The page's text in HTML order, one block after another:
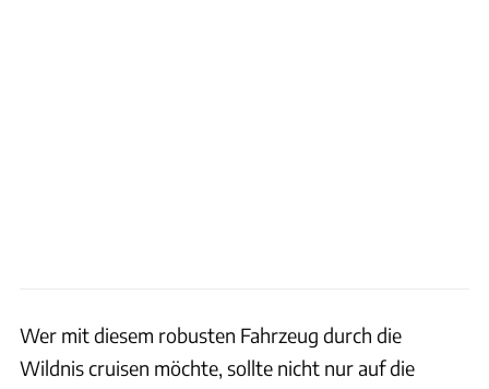
Wer mit diesem robusten Fahrzeug durch die
Wildnis cruisen möchte, sollte nicht nur auf die